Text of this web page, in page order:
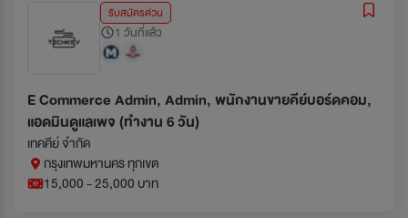
รับสมัครด่วน
1 วันที่แล้ว
E Commerce Admin, Admin, พนักงานขายคีย์บอร์ดคอม,
แอดมินดูแลเพจ (ทำงาน 6 วัน)
เทคคีย์ จำกัด
กรุงเทพมหานคร ทุกเขต
15,000 - 25,000 บาท